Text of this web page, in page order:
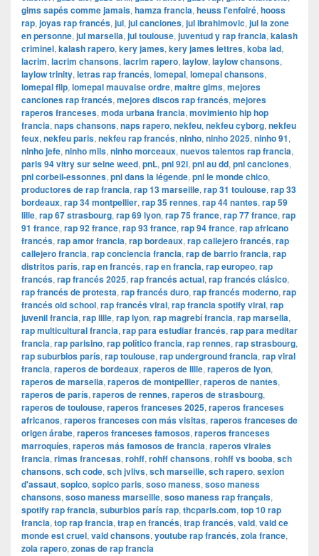
gims sapés comme jamais, hamza francia, heuss l'enfoiré, hooss
rap, joyas rap francés, jul, jul canciones, jul ibrahimovic, jul la zone
en personne, jul marsella, jul toulouse, juventud y rap francia, kalash
criminel, kalash rapero, kery james, kery james lettres, koba lad,
lacrim, lacrim chansons, lacrim rapero, laylow, laylow chansons,
laylow trinity, letras rap francés, lomepal, lomepal chansons,
lomepal flip, lomepal mauvaise ordre, maitre gims, mejores
canciones rap francés, mejores discos rap francés, mejores
raperos franceses, moda urbana francia, movimiento hip hop
francia, naps chansons, naps rapero, nekfeu, nekfeu cyborg, nekfeu
feux, nekfeu paris, nekfeu rap francés, ninho, ninho 2025, ninho 91,
ninho jefe, ninho mils, ninho morceaux, nuevos talentos rap francia,
paris 94 vitry sur seine weed, pnL, pnl 92i, pnl au dd, pnl canciones,
pnl corbeil-essonnes, pnl dans la légende, pnl le monde chico,
productores de rap francia, rap 13 marseille, rap 31 toulouse, rap 33
bordeaux, rap 34 montpellier, rap 35 rennes, rap 44 nantes, rap 59
lille, rap 67 strasbourg, rap 69 lyon, rap 75 france, rap 77 france, rap
91 france, rap 92 france, rap 93 france, rap 94 france, rap africano
francés, rap amor francia, rap bordeaux, rap callejero francés, rap
callejero francia, rap conciencia francia, rap de barrio francia, rap
distritos parís, rap en francés, rap en francia, rap europeo, rap
francés, rap francés 2025, rap francés actual, rap francés clásico,
rap francés de protesta, rap francés duro, rap francés moderno, rap
francés old school, rap francés viral, rap francia spotify viral, rap
juvenil francia, rap lille, rap lyon, rap magrebí francia, rap marsella,
rap multicultural francia, rap para estudiar francés, rap para meditar
francia, rap parisino, rap político francia, rap rennes, rap strasbourg,
rap suburbios parís, rap toulouse, rap underground francia, rap viral
francia, raperos de bordeaux, raperos de lille, raperos de lyon,
raperos de marsella, raperos de montpellier, raperos de nantes,
raperos de parís, raperos de rennes, raperos de strasbourg,
raperos de toulouse, raperos franceses 2025, raperos franceses
africanos, raperos franceses con más visitas, raperos franceses de
origen árabe, raperos franceses famosos, raperos franceses
marroquíes, raperos más famosos de francia, raperos virales
francia, rimas francesas, rohff, rohff chansons, rohff vs booba, sch
chansons, sch code, sch jvlivs, sch marseille, sch rapero, sexion
d'assaut, sopico, sopico paris, soso maness, soso maness
chansons, soso maness marseille, soso maness rap français,
spotify rap francia, suburbios parís rap, thcparis.com, top 10 rap
francia, top rap francia, trap en francés, trap francés, vald, vald ce
monde est cruel, vald chansons, youtube rap francés, zola france,
zola rapero, zonas de rap francia